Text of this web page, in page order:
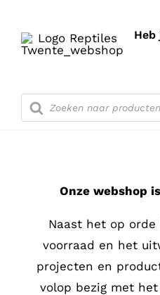
naar
inhoud
Producten
zoeken
Heb
Onze webshop
Naast het op orde
voorraad en het
projecten en
volop bezig met